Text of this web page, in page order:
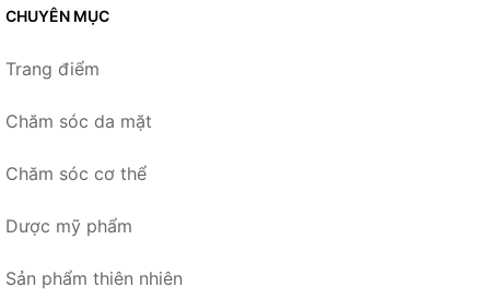
CHUYÊN MỤC
Trang điểm
Chăm sóc da mặt
Chăm sóc cơ thể
Dược mỹ phẩm
Sản phẩm thiên nhiên